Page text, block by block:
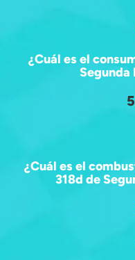
¿Cuál es el
Segunda
¿Cuál es el
318d de